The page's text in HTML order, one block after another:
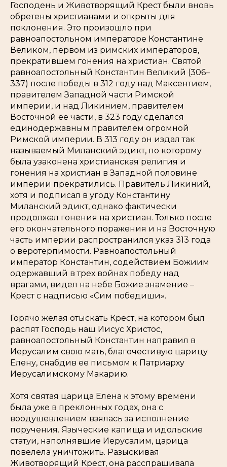
Господень и Животворящий Крест были вновь
обретены христианами и открыты для
поклонения. Это произошло при
равноапостольном императоре Константине
Великом, первом из римских императоров,
прекратившем гонения на христиан. Святой
равноапостольный Константин Великий (306–
337) после победы в 312 году над Максентием,
правителем Западной части Римской
империи, и над Ликинием, правителем
Восточной ее части, в 323 году сделался
единодержавным правителем огромной
Римской империи. В 313 году он издал так
называемый Миланский эдикт, по которому
была узаконена христианская религия и
гонения на христиан в Западной половине
империи прекратились. Правитель Ликиний,
хотя и подписал в угоду Константину
Миланский эдикт, однако фактически
продолжал гонения на христиан. Только после
его окончательного поражения и на Восточную
часть империи распространился указ 313 года
о веротерпимости. Равноапостольный
император Константин, содействием Божиим
одержавший в трех войнах победу над
врагами, видел на небе Божие знамение –
Крест с надписью «Сим победиши».
Горячо желая отыскать Крест, на котором был
распят Господь наш Иисус Христос,
равноапостольный Константин направил в
Иерусалим свою мать, благочестивую царицу
Елену, снабдив ее письмом к Патриарху
Иерусалимскому Макарию.
Хотя святая царица Елена к этому времени
была уже в преклонных годах, она с
воодушевлением взялась за исполнение
поручения. Языческие капища и идольские
статуи, наполнявшие Иерусалим, царица
повелела уничтожить. Разыскивая
Животворящий Крест, она расспрашивала